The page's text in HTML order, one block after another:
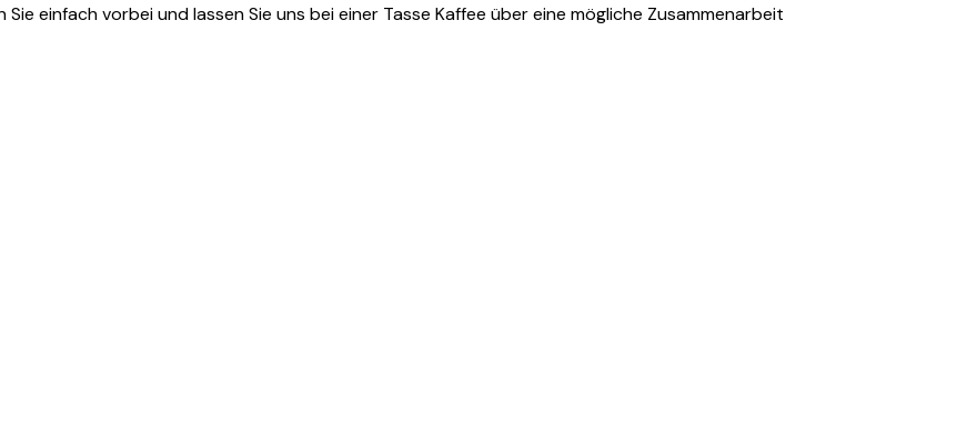
Sie einfach vorbei und lassen Sie uns bei einer Tasse Kaffee über eine mögliche Zusammenarbeit